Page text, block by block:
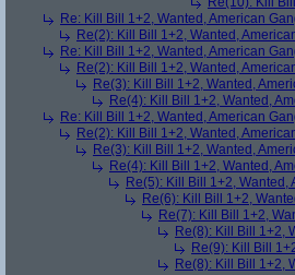
Re: Kill Bill 1+2, Wanted, American
Re(2): Kill Bill 1+2, Wanted,
Re: Kill Bill 1+2, Wanted, American
Re(2): Kill Bill 1+2, Wanted,
Re(3): Kill Bill 1+2, Wanted,
Re(4): Kill Bill 1+2, Wanted,
Re: Kill Bill 1+2, Wanted, American
Re(2): Kill Bill 1+2, Wanted,
Re(3): Kill Bill 1+2, Wanted,
Re(4): Kill Bill 1+2, Wanted,
Re(5): Kill Bill 1+2, Wanted,
Re(6): Kill Bill 1+2,
Re(7): Kill Bill 1+2,
Re(8): Kill Bill 1+2,
Re(9): Kill Bill
Re(8): Kill Bill 1+2,